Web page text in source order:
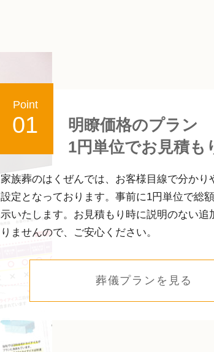
Point
01
明瞭価格のプラン
1円単位でお見積も
家族葬のはくぜんでは、お客様目線で分かり
設定となっております。事前に1円単位で総
示いたします。お見積もり時に説明のない追
りませんので、ご安心ください。
葬儀プランを見る